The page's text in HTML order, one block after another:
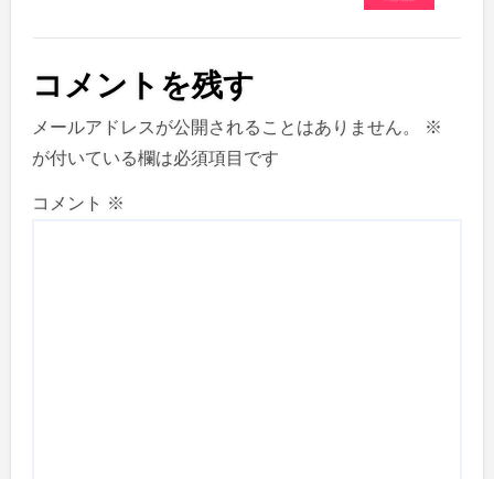
コメントを残す
メールアドレスが公開されることはありません。
※
が付いている欄は必須項目です
コメント ※